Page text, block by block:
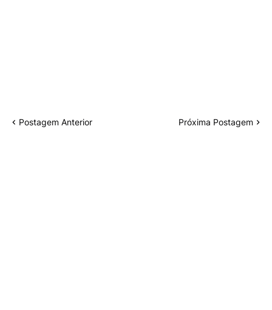
Postagem Anterior Próxima Postagem